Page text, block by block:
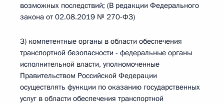
возможных последствий; (В редакции Федерального
закона от 02.08.2019 № 270-ФЗ)
3) компетентные органы в области обеспечения
транспортной безопасности - федеральные органы
исполнительной власти, уполномоченные
Правительством Российской Федерации
осуществлять функции по оказанию государственных
услуг в области обеспечения транспортной